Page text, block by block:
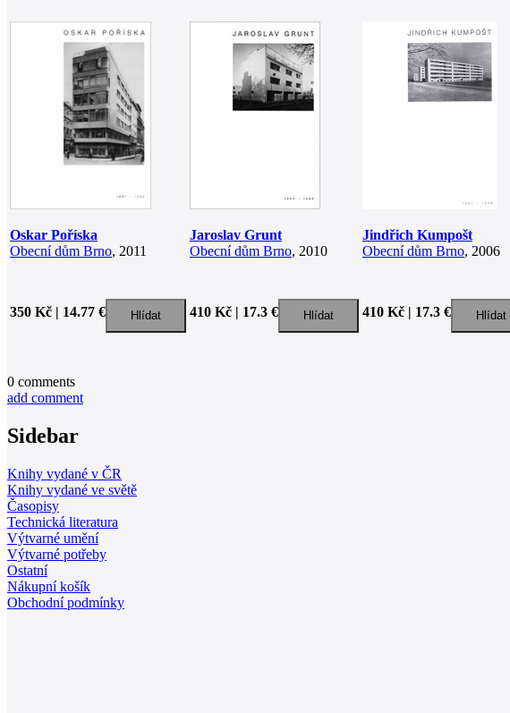
Oskar Poříska
Obecní dům Brno, 2011
350 Kč | 14.77 €
Jaroslav Grunt
Obecní dům Brno, 2010
410 Kč | 17.3 €
Jindřich Kumpošt
Obecní dům Brno, 2006
410 Kč | 17.3 €
0 comments
add comment
Sidebar
Knihy vydané v ČR
Knihy vydané ve světě
Časopisy
Technická literatura
Výtvarné umění
Výtvarné potřeby
Ostatní
Nákupní košík
Obchodní podmínky